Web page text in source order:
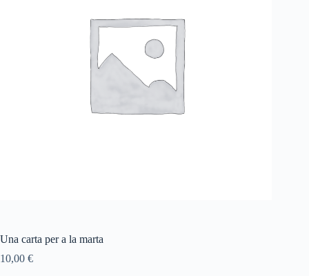
Una carta per a la marta
10,00 €